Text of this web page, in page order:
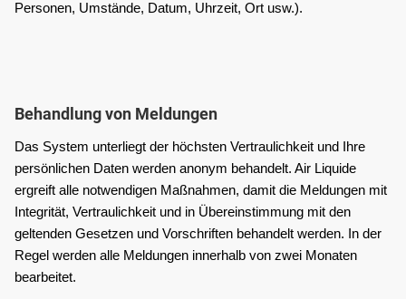
Personen, Umstände, Datum, Uhrzeit, Ort usw.).
Behandlung von Meldungen
Das System unterliegt der höchsten Vertraulichkeit und Ihre
persönlichen Daten werden anonym behandelt. Air Liquide
ergreift alle notwendigen Maßnahmen, damit die Meldungen mit
Integrität, Vertraulichkeit und in Übereinstimmung mit den
geltenden Gesetzen und Vorschriften behandelt werden. In der
Regel werden alle Meldungen innerhalb von zwei Monaten
bearbeitet.